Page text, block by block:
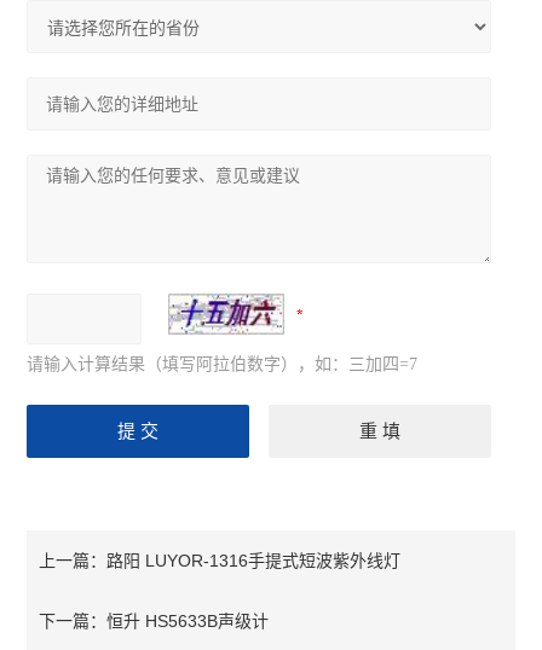
请输入计算结果（填写阿拉伯数字），如：三加四=7
上一篇： 路阳 LUYOR-1316手提式​短波紫外线灯
下一篇：恒升 HS5633B声级计